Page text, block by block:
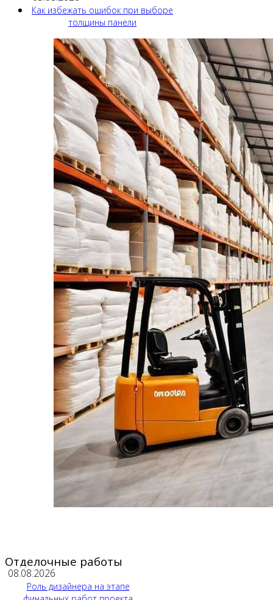
Как избежать ошибок при выборе
толщины панели
Отделочные работы
08.08.2026
Роль дизайнера на этапе